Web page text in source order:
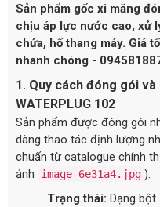
Sản phẩm gốc xi măng
chịu áp lực nước cao, xử
chứa, hố thang máy. Giá
nhanh chóng -
1. Quy cách đóng gói
WATERPLUG 102
Sản phẩm được đóng gói
dàng thao tác định lượng
chuẩn từ catalogue chính
ảnh
image_6e31a4.jpg ):
Trạng thái: Dạng bột.